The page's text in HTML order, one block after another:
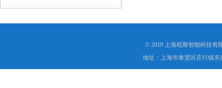
© 2019 上海程斯智能科技有
地址：上海市奉贤区庄行镇东